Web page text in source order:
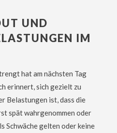
UND
IM
hat am nächsten Tag
erinnert, sich gezielt zu
Belastungen ist, dass die
spät wahrgenommen oder
Schwäche gelten oder keine